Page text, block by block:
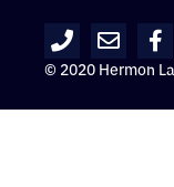
© 2020 Hermon